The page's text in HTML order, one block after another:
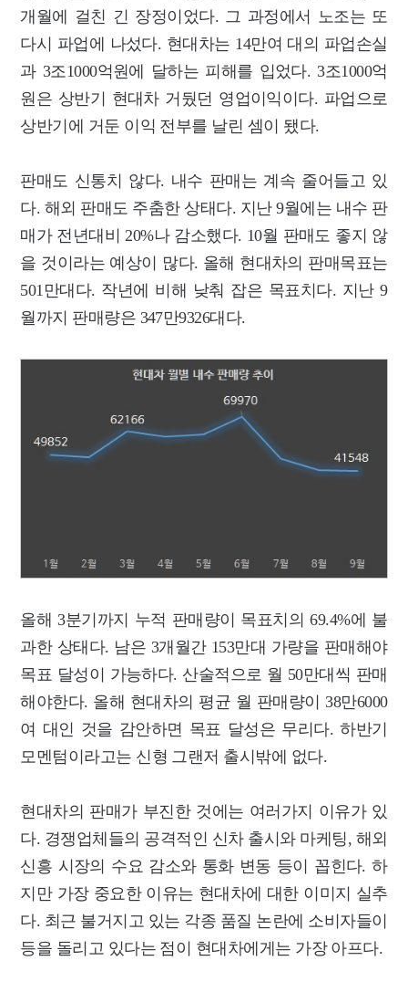
개월에 걸친 긴 장정이었다. 그 과정에서 노조는 또
다시 파업에 나섰다. 현대차는 14만여 대의 파업손실
과 3조1000억원에 달하는 피해를 입었다. 3조1000억
원은 상반기 현대차 거뒀던 영업이익이다. 파업으로
상반기에 거둔 이익 전부를 날린 셈이 됐다.
판매도 신통치 않다. 내수 판매는 계속 줄어들고 있
다. 해외 판매도 주춤한 상태다. 지난 9월에는 내수 판
매가 전년대비 20%나 감소했다. 10월 판매도 좋지 않
을 것이라는 예상이 많다. 올해 현대차의 판매목표는
501만대다. 작년에 비해 낮춰 잡은 목표치다. 지난 9
월까지 판매량은 347만9326대다.
올해 3분기까지 누적 판매량이 목표치의 69.4%에 불
과한 상태다. 남은 3개월간 153만대 가량을 판매해야
목표 달성이 가능하다. 산술적으로 월 50만대씩 판매
해야한다. 올해 현대차의 평균 월 판매량이 38만6000
여 대인 것을 감안하면 목표 달성은 무리다. 하반기
모멘텀이라고는 신형 그랜저 출시밖에 없다.
현대차의 판매가 부진한 것에는 여러가지 이유가 있
다. 경쟁업체들의 공격적인 신차 출시와 마케팅, 해외
신흥 시장의 수요 감소와 통화 변동 등이 꼽힌다. 하
지만 가장 중요한 이유는 현대차에 대한 이미지 실추
다. 최근 불거지고 있는 각종 품질 논란에 소비자들이
등을 돌리고 있다는 점이 현대차에게는 가장 아프다.